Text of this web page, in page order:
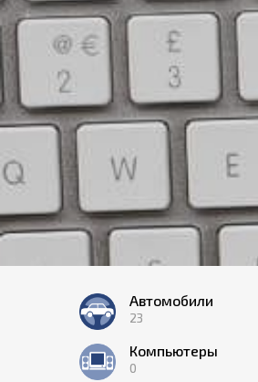
Автомобили
23
Компьютеры
0